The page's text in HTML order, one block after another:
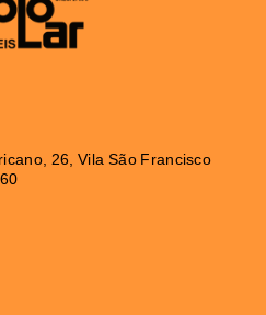
26, Vila São Francisco